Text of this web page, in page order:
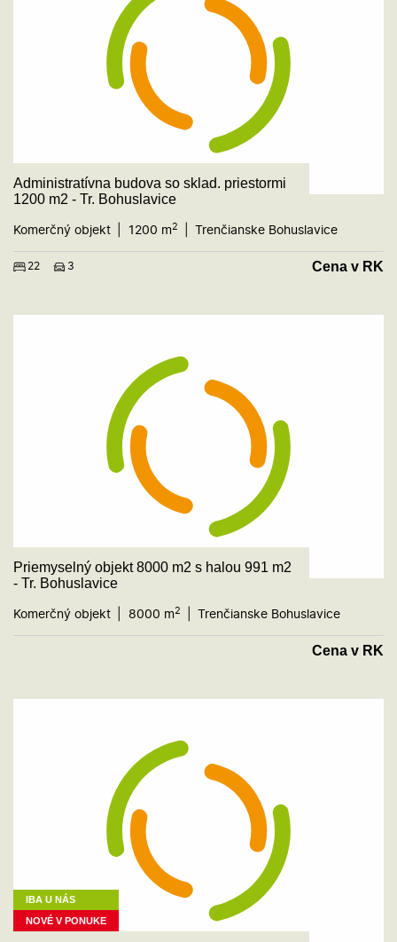
Administratívna budova so sklad. priestormi
1200 m2 - Tr. Bohuslavice
Komerčný objekt
1200 m2 Trenčianske Bohuslavice
22 3 Cena v RK
Priemyselný objekt 8000 m2 s halou 991 m2
- Tr. Bohuslavice
Komerčný objekt
8000 m2 Trenčianske Bohuslavice
Cena v RK
IBA U NÁS
NOVÉ V PONUKE